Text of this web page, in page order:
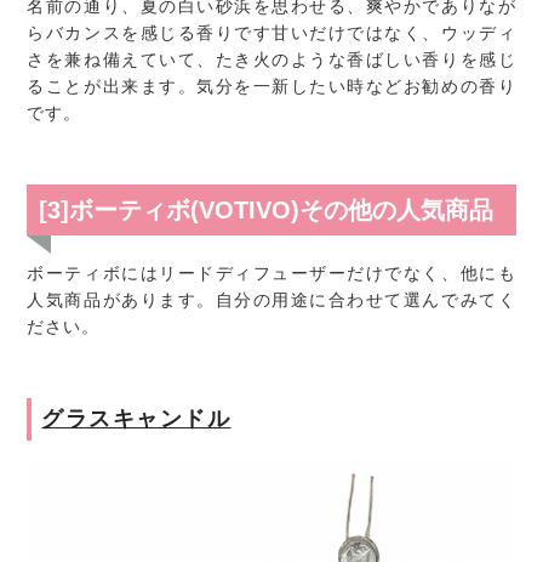
名前の通り、夏の白い砂浜を思わせる、爽やかでありなが
らバカンスを感じる香りです甘いだけではなく、ウッディ
さを兼ね備えていて、たき火のような香ばしい香りを感じ
ることが出来ます。気分を一新したい時などお勧めの香り
です。
[3]ボーティボ(VOTIVO)その他の人気商品
ボーティボにはリードディフューザーだけでなく、他にも
人気商品があります。自分の用途に合わせて選んでみてく
ださい。
グラスキャンドル